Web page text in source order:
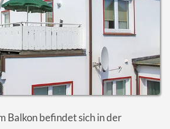
Balkon befindet sich in der